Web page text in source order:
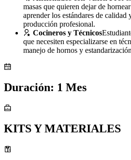
masas que quieren dejar de
aprender los estándares de calidad
producción profesional.
Cocineros y Técnicos
que necesiten especializarse en
manejo de hornos y
Duración: 1 Mes
KITS Y MATERIALES